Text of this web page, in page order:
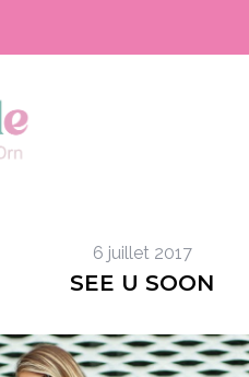
6 juillet 2017
SEE U SOON